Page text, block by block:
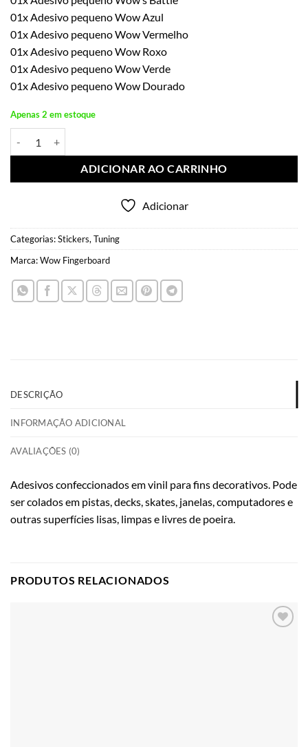
01x Adesivo pequeno Wow Azul
01x Adesivo pequeno Wow Vermelho
01x Adesivo pequeno Wow Roxo
01x Adesivo pequeno Wow Verde
01x Adesivo pequeno Wow Dourado
Apenas 2 em estoque
ADICIONAR AO CARRINHO
Adicionar
Categorias:Stickers,Tuning
Marca:Wow Fingerboard
DESCRIÇÃO
INFORMAÇÃO ADICIONAL
AVALIAÇÕES (0)
Adesivos confeccionados em vinil para fins decorativos. Pode
ser colados em pistas, decks, skates, janelas, computadores e
outras superfícies lisas, limpas e livres de poeira.
PRODUTOS RELACIONADOS